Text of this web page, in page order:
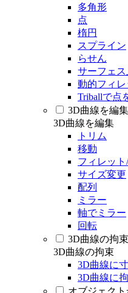
多角形
点
楕円
スプライン
らせん
サーフェ
動的フィレ
Triballで点
3D曲線を編集
3D曲線を編集
トリム
移動
フィレット
サイズ変更
配列
ミラー
軸でミラー
回転
3D曲線の拘束
3D曲線の拘束
3D曲線に
3D曲線に
オブジェク